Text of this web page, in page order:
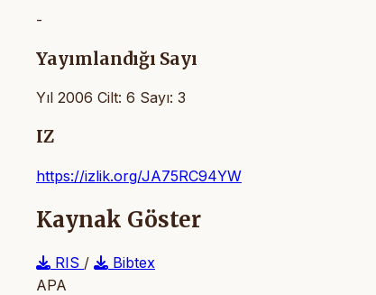
-
Yayımlandığı Sayı
Yıl 2006 Cilt: 6 Sayı: 3
IZ
https://izlik.org/JA75RC94YW
Kaynak Göster
RIS /
Bibtex
APA